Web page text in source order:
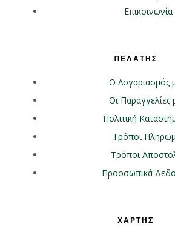
Επικοινωνία
ΠΕΛΑΤΗΣ
Ο Λογαριασμός
Οι Παραγγελίες
Πολιτική
Τρόποι
Τρόποι
Προοσωπικά
ΧΑΡΤΗΣ